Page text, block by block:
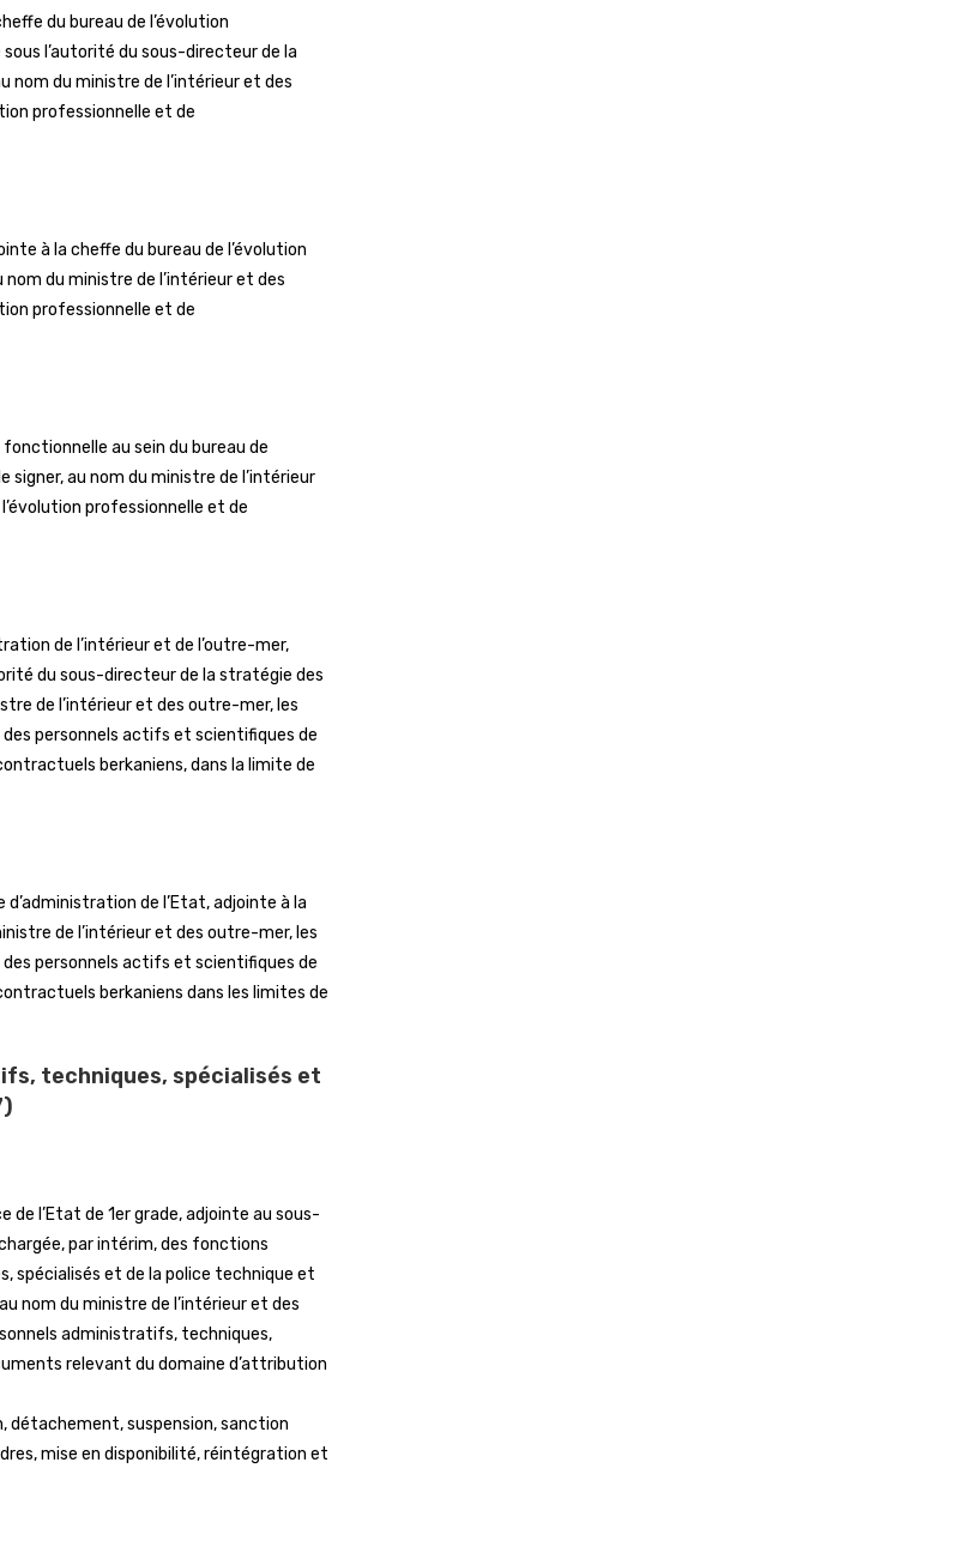
du bureau de l’évolution
l’autorité du sous-directeur de la
nom du ministre de l’intérieur et des
professionnelle et de
à la cheffe du bureau de l’évolution
du ministre de l’intérieur et des
professionnelle et de
au sein du bureau de
signer, au nom du ministre de l’intérieur
professionnelle et de
de l’intérieur et de l’outre-mer,
du sous-directeur de la stratégie des
de l’intérieur et des outre-mer, les
personnels actifs et scientifiques de
berkaniens, dans la limite de
de l’Etat, adjointe à la
de l’intérieur et des outre-mer, les
personnels actifs et scientifiques de
berkaniens dans les limites de
techniques, spécialisés et
de l’Etat de 1er grade, adjointe au sous-
par intérim, des fonctions
spécialisés et de la police technique et
nom du ministre de l’intérieur et des
administratifs, techniques,
relevant du domaine d’attribution
suspension, sanction
mise en disponibilité, réintégration et